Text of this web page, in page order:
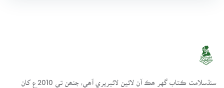
سنڌسلامت ڪتاب گهر ھڪ آن لائين لائبريري آھي، جنھن تي 2010ع کان